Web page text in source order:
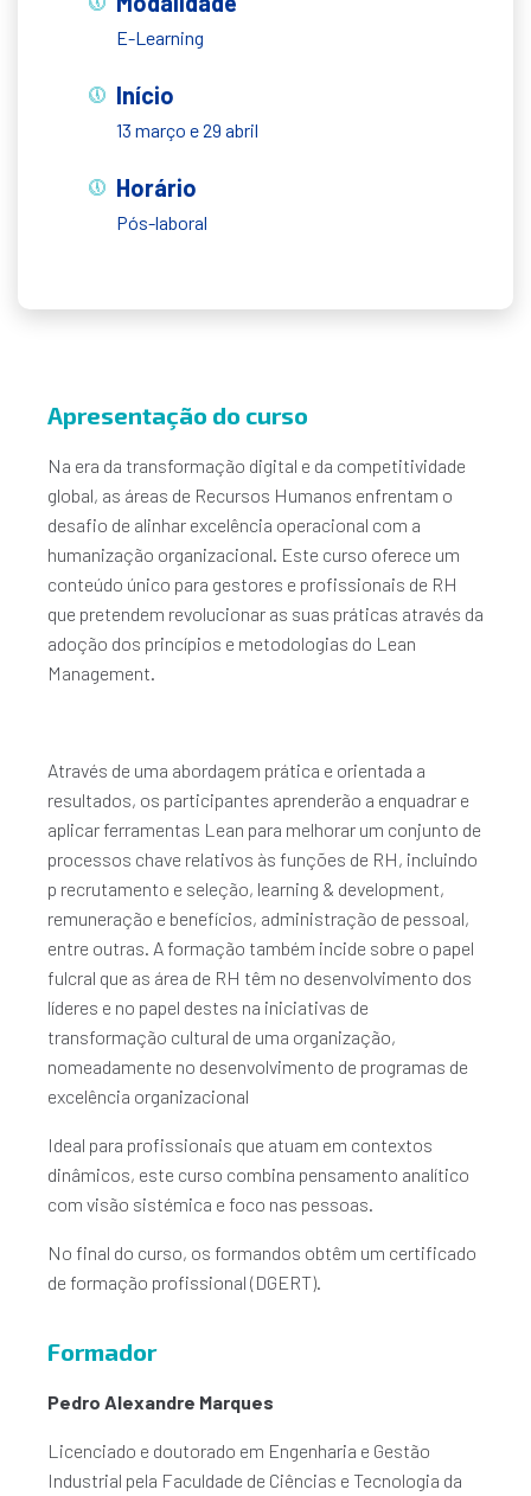
E-Learning
Início
13 março e 29 abril
Horário
Pós-laboral
Apresentação do curso
Na era da transformação digital e da competitividade
global, as áreas de Recursos Humanos enfrentam o
desafio de alinhar excelência operacional com a
humanização organizacional. Este curso oferece um
conteúdo único para gestores e profissionais de RH
que pretendem revolucionar as suas práticas através da
adoção dos princípios e metodologias do Lean
Management.
Através de uma abordagem prática e orientada a
resultados, os participantes aprenderão a enquadrar e
aplicar ferramentas Lean para melhorar um conjunto de
processos chave relativos às funções de RH, incluindo
p recrutamento e seleção, learning & development,
remuneração e benefícios, administração de pessoal,
entre outras. A formação também incide sobre o papel
fulcral que as área de RH têm no desenvolvimento dos
líderes e no papel destes na iniciativas de
transformação cultural de uma organização,
nomeadamente no desenvolvimento de programas de
excelência organizacional
Ideal para profissionais que atuam em contextos
dinâmicos, este curso combina pensamento analítico
com visão sistémica e foco nas pessoas.
No final do curso, os formandos obtêm um certificado
de formação profissional (DGERT).
Formador
Pedro Alexandre Marques
Licenciado e doutorado em Engenharia e Gestão
Industrial pela Faculdade de Ciências e Tecnologia da